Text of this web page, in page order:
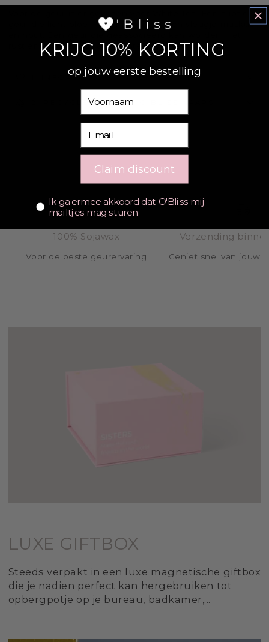
Voor de geur is er gekozen voor White Tea. Een subtiele
geur die licht bloemig en fris is met een vleugje muskus
rust en kalmte voor een echte spa ervaring.
1. INFORMATIE KAARSEN
2. RECYCLEER JOUW O'BLISS KAARS
SHOP BIJ O'BLISS
100% Sojawax
Voor de beste geurervaring
Verzending
Geniet snel van jouw
LUXE GIFTBOX
Steeds verpakt in een luxe magnetische giftbox
die je nadien perfect kan hergebruiken tot
opbergpotje op je bureau, badkamer,...
KRIJG 10% KORTING
op jouw eerste bestelling
Claim discount
Consent
Ik ga ermee akkoord dat O'Bliss mij
mailtjes mag sturen